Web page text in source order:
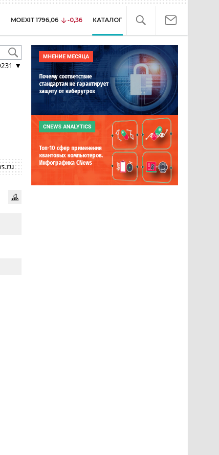
MOEXIT 1796,06 -0,36 КАТАЛОГ
▼
МНЕНИЕ МЕСЯЦА
Почему соответствие
стандартам не гарантирует
защиту от киберугроз
CNEWS ANALYTICS
Топ-10 сфер применения
квантовых компьютеров.
Инфографика CNews